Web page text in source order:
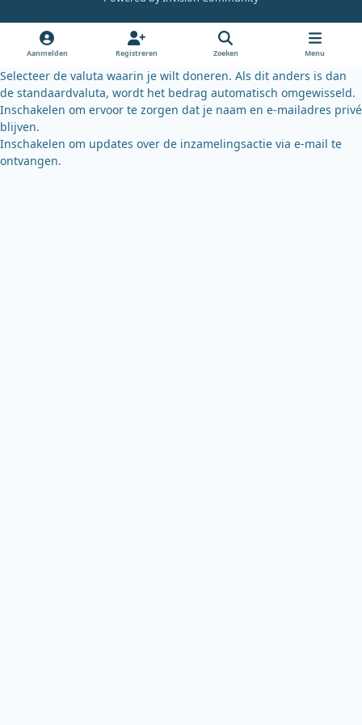
o
k
b
k
y
Aanmelden Registreren Zoeken Menu
Selecteer de valuta waarin je wilt doneren. Als dit anders is dan
de standaardvaluta, wordt het bedrag automatisch omgewisseld.
Inschakelen om ervoor te zorgen dat je naam en e-mailadres privé
blijven.
Inschakelen om updates over de inzamelingsactie via e-mail te
ontvangen.